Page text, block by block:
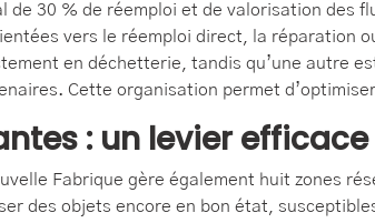
de 30 % de réemploi et de valorisation
vers le réemploi direct, la réparation
en déchetterie, tandis qu’une autre
Cette organisation permet
: un levier
Fabrique gère également huit zones
des objets encore en bon état,